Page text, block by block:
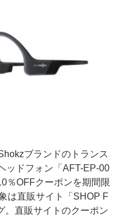
ブランドのトランス
ッドフォン「AFT-EP-00
％OFFクーポンを期間限
は直販サイト「SHOP F
。直販サイトのクーポン